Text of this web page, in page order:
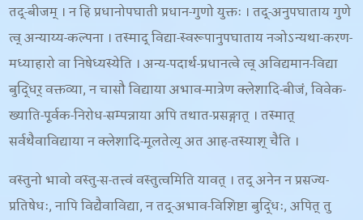
तद्-बीजम् । न हि प्रधानोपघाती प्रधान-गुणो युक्तः । तद्-अनुपघाताय गुणे
त्व् अन्याय्य-कल्पना । तस्माद् विद्या-स्वरूपानुपघाताय नञोऽन्यथा-करण-
मध्याहारो वा निषेध्यस्येति । अन्य-पदार्थ-प्रधानत्वे त्व् अविद्यमान-विद्या
बुद्धिर् वक्तव्या, न चासौ विद्याया अभाव-मात्रेण क्लेशादि-बीजं, विवेक-
ख्याति-पूर्वक-निरोध-सम्पन्नाया अपि तथात-प्रसङ्गात् । तस्मात्
सर्वथैवाविद्याया न क्लेशादि-मूलतेत्य् अत आह-तस्याश् चैति ।
वस्तुनो भावो वस्तु-स-तत्त्वं वस्तुत्वमिति यावत् । तद् अनेन न प्रसज्य-
प्रतिषेधः, नापि विद्यैवाविद्या, न तद्-अभाव-विशिष्टा बुद्धिः, अपित् तु